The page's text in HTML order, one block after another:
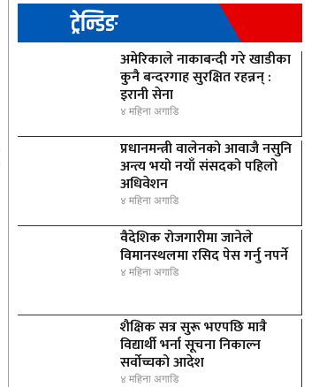
ट्रेन्डिङ
अमेरिकाले नाकाबन्दी गरे खाडीका
कुनै बन्दरगाह सुरक्षित रहन्नन् :
इरानी सेना
४ महिना अगाडि
प्रधानमन्त्री वालेनको आवाजै नसुनि
अन्त्य भयो नयाँ संसदको पहिलो
अधिवेशन
४ महिना अगाडि
वैदेशिक रोजगारीमा जानेले
विमानस्थलमा रसिद पेस गर्नु नपर्ने
४ महिना अगाडि
शैक्षिक सत्र सुरू भएपछि मात्रै
विद्यार्थी भर्ना सूचना निकाल्न
सर्वोच्चको आदेश
४ महिना अगाडि